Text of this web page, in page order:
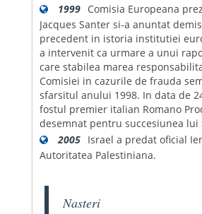
1999 Comisia Europeana
Jacques Santer si-a anuntat
precedent in istoria institutiei
a intervenit ca urmare a unui
care stabilea marea
Comisiei in cazurile de frauda
sfarsitul anului 1998. In data de
fostul premier italian Romano
desemnat pentru succesiunea lui
2005 Israel a predat oficial
Autoritatea Palestiniana.
Nasteri